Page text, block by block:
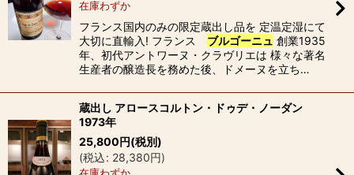
在庫わずか
フランス国内のみの限定蔵出し品を 定温定湿にて
大切に直輸入! フランス ブルゴーニュ 創業1935
年、初代アントワーヌ・クラヴリエは 様々な著名
生産者の醸造長を務めた後、ドメーヌを立ち…
蔵出し アロースコルトン・ドゥデ・ノーダン
1973年
25,800円(税別)
(税込: 28,380円)
在庫わずか